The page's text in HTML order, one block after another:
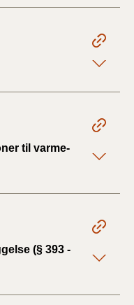
til varme-
(§ 393 -